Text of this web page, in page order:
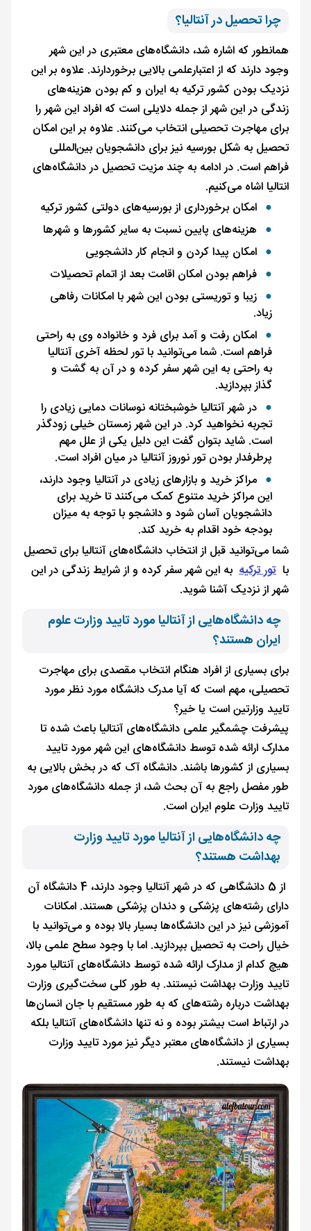
چرا تحصیل در آنتالیا؟
همانطور که اشاره شد، دانشگاه‌های معتبری در این شهر
وجود دارند که از اعتبارعلمی بالایی برخوردارند. علاوه بر این
نزدیک بودن کشور ترکیه به ایران و کم بودن هزینه‌های
زندگی در این شهر از جمله دلایلی است که افراد این شهر را
برای مهاجرت تحصیلی انتخاب می‌کنند. علاوه بر این امکان
تحصیل به شکل بورسیه نیز برای دانشجویان بین‌المللی
فراهم است. در ادامه به چند مزیت تحصیل در دانشگاه‌های
انتالیا اشاه می‌کنیم.
امکان برخورداری از بورسیه‌های دولتی کشور ترکیه
هزینه‌های پایین نسبت به سایر کشورها و شهرها
امکان پیدا کردن و انجام کار دانشجویی
فراهم بودن امکان اقامت بعد از اتمام تحصیلات
زیبا و توریستی بودن این شهر با امکانات رفاهی
زیاد.
امکان رفت و آمد برای فرد و خانواده وی به راحتی
فراهم است. شما می‌توانید با تور لحظه آخری آنتالیا
به راحتی به این شهر سفر کرده و در آن به گشت و
گذاز بپردازید.
در شهر آنتالیا خوشبختانه نوسانات دمایی زیادی را
تجربه نخواهید کرد. در این شهر زمستان خیلی زودگذر
است. شاید بتوان گفت این دلیل یکی از علل مهم
پرطرفدار بودن تور نوروز آنتالیا در میان افراد است.
مراکز خرید و بازارهای زیادی در آنتالیا وجود دارند،
این مراکز خرید متنوع کمک می‌کنند تا خرید برای
دانشجویان آسان شود و دانشجو با توجه به میزان
بودجه خود اقدام به خرید کند.
شما می‌توانید قبل از انتخاب دانشگاه‌های آنتالیا برای تحصیل
با تور ترکیه به این شهر سفر کرده و از شرایط زندگی در این
شهر از نزدیک آشنا شوید.
چه دانشگاه‌هایی از آنتالیا مورد تایید وزارت علوم
ایران هستند؟
برای بسیاری از افراد هنگام انتخاب مقصدی برای مهاجرت
تحصیلی، مهم است که آیا مدرک دانشگاه مورد نظر مورد
تایید وزارتین است یا خیر؟
پیشرفت چشمگیر علمی دانشگاه‌های آنتالیا باعث شده تا
مدارک ارائه شده توسط دانشگاه‌های این شهر مورد تایید
بسیاری از کشورها باشند. دانشگاه آک که در بخش بالایی به
طور مفصل راجع به آن بحث شد، از جمله دانشگاه‌های مورد
تایید وزارت علوم ایران است.
چه دانشگاه‌هایی از آنتالیا مورد تایید وزارت
بهداشت هستند؟
از 5 دانشگاهی که در شهر آنتالیا وجود دارند، 4 دانشگاه آن
دارای رشته‌های پزشکی و دندان پزشکی هستند. امکانات
آموزشی نیز در این دانشگاه‌ها بسیار بالا بوده و می‌توانید با
خیال راحت به تحصیل بپردازید. اما با وجود سطح علمی بالا،
هیچ کدام از مدارک ارائه شده توسط دانشگاه‌های آنتالیا مورد
تایید وزارت بهداشت نیستند. به طور کلی سخت‌گیری وزارت
بهداشت درباره رشته‌های که به طور مستقیم با جان انسان‌ها
در ارتباط است بیشتر بوده و نه تنها دانشگاه‌های آنتالیا بلکه
بسیاری از دانشگاه‌های معتبر دیگر نیز مورد تایید وزارت
بهداشت نیستند.